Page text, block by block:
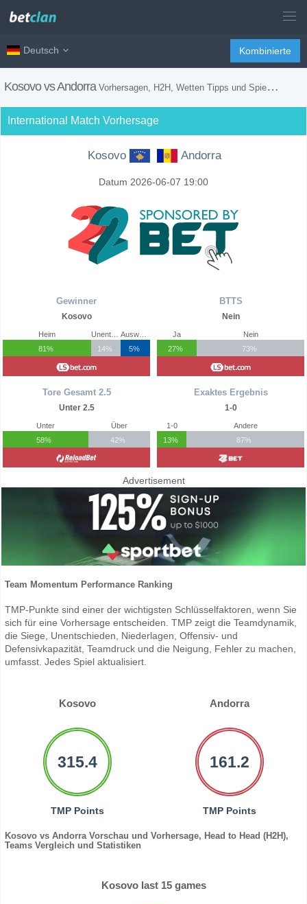
Deutsch Kombinierte
Kosovo vs Andorra Vorhersagen, H2H, Wetten Tipps und Spiel Vorschau
International Match Vorhersage
Kosovo Andorra
Datum 2026-06-07 19:00
Gewinner
Kosovo
Heim
81%
14%
5%
Tore Gesamt 2.5
Unter 2.5
Unter
58%
Über
42%
BTTS
Nein
Ja
27%
Nein
73%
Exaktes Ergebnis
1-0
1-0
13%
Andere
87%
Advertisement
Team Momentum Performance Ranking
TMP-Punkte sind einer der wichtigsten Schlüsselfaktoren, wenn Sie
sich für eine Vorhersage entscheiden. TMP zeigt die Teamdynamik,
die Siege, Unentschieden, Niederlagen, Offensiv- und
Defensivkapazität, Teamdruck und die Neigung, Fehler zu machen,
umfasst. Jedes Spiel aktualisiert.
Kosovo Andorra
315.4
TMP Points
161.2
TMP Points
Kosovo vs Andorra Vorschau und Vorhersage, Head to Head (H2H),
Teams Vergleich und Statistiken
Kosovo last 15 games